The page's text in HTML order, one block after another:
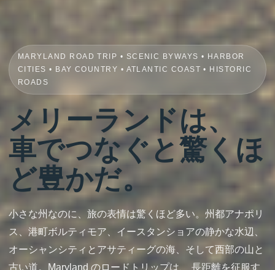
MARYLAND ROAD TRIP • SCENIC BYWAYS • HARBOR
CITIES • BAY COUNTRY • ATLANTIC COAST • HISTORIC
ROADS
メリーランドは、
車でつなぐと驚くほ
ど豊かだ。
小さな州なのに、旅の表情は驚くほど多い。州都アナポリ
ス、港町ボルティモア、イースタンショアの静かな水辺、
オーシャンシティとアサティーグの海、そして西部の山と
古い道。Maryland のロードトリップは、 長距離を征服す